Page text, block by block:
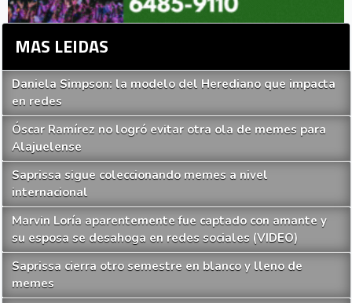
MAS LEIDAS
Daniela Simpson: la modelo del Herediano que impacta
en redes
Óscar Ramírez no logró evitar otra ola de memes para
Alajuelense
Saprissa sigue coleccionando memes a nivel
internacional
Marvin Loría aparentemente fue captado con amante y
su esposa se desahoga en redes sociales (VIDEO)
Saprissa cierra otro semestre en blanco y lleno de
memes